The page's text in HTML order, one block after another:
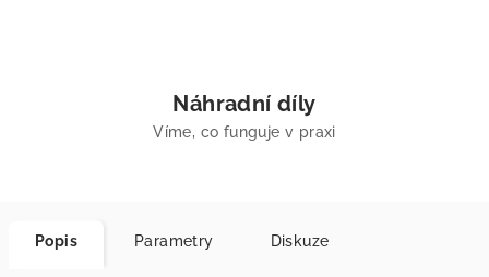
Náhradní díly
Víme, co funguje v praxi
Popis Parametry Diskuze